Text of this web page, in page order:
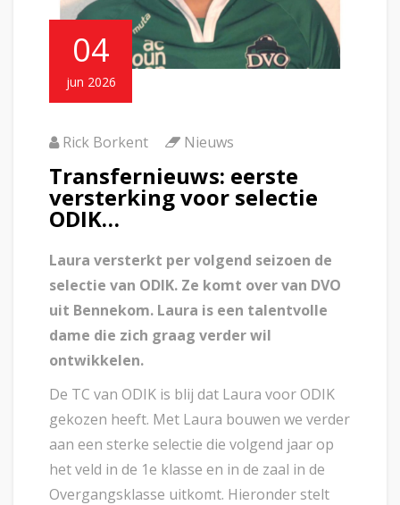
04
jun 2026
Rick Borkent Nieuws
Transfernieuws: eerste
versterking voor selectie
ODIK…
Laura versterkt per volgend seizoen de
selectie van ODIK. Ze komt over van DVO
uit Bennekom. Laura is een talentvolle
dame die zich graag verder wil
ontwikkelen.
De TC van ODIK is blij dat Laura voor ODIK
gekozen heeft. Met Laura bouwen we verder
aan een sterke selectie die volgend jaar op
het veld in de 1e klasse en in de zaal in de
Overgangsklasse uitkomt. Hieronder stelt